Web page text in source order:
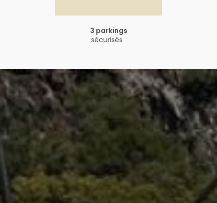
3 parkings
sécurisés